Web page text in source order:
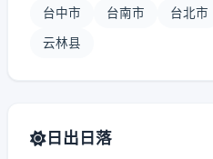
台中市 台南市 台北市
云林县
日出日落